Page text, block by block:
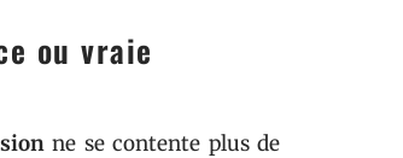
ou vraie
ne se contente plus de